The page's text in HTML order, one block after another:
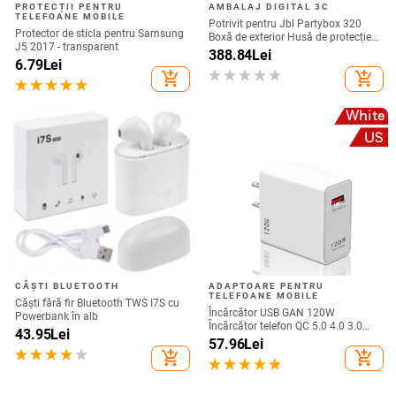
PROTECȚII PENTRU
TELEFOANE MOBILE
Protector de sticla pentru Samsung
J5 2017 - transparent
6.79Lei
add_shopping_cart
AMBALAJ DIGITAL 3C
Potrivit pentru Jbl Partybox 320
Boxă de exterior Husă de protecție
Stage 320 Audio Trolley Carcasă
anti-praf Husă
388.84Lei
add_shopping_cart
CĂȘTI BLUETOOTH
Căști fără fir Bluetooth TWS I7S cu
Powerbank în alb
43.95Lei
add_shopping_cart
ADAPTOARE PENTRU
TELEFOANE MOBILE
Încărcător USB GAN 120W
Încărcător telefon QC 5.0 4.0 3.0
Adaptor de încărcare rapidă pentru
iPhone 14 13 12 Samsung Huawei
realme încărcător usb
57.96Lei
add_shopping_cart